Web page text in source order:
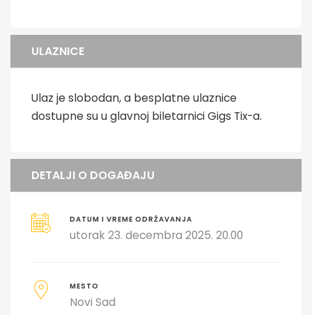
ULAZNICE
Ulaz je slobodan, a besplatne ulaznice
dostupne su u glavnoj biletarnici Gigs Tix-a.
DETALJI O DOGAĐAJU
DATUM I VREME ODRŽAVANJA
utorak 23. decembra 2025. 20.00
MESTO
Novi Sad